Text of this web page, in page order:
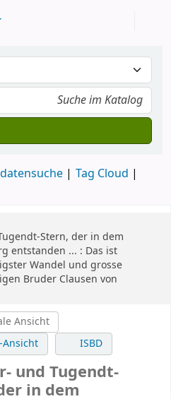
Tag Cloud
Stern, der in dem
entstanden ... : Das ist
Wandel und grosse
Bruder Clausen von
Ansicht
Ansicht
ISBD
und Tugendt-
in dem